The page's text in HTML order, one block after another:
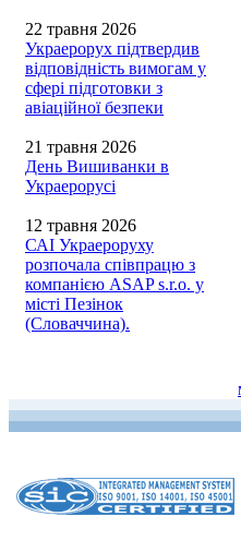
22 травня 2026
Украерорух підтвердив
відповідність вимогам у
сфері підготовки з
авіаційної безпеки
21 травня 2026
День Вишиванки в
Украерорусі
12 травня 2026
САІ Украероруху
розпочала співпрацю з
компанією ASAP s.r.o. у
місті Пезінок
(Словаччина).